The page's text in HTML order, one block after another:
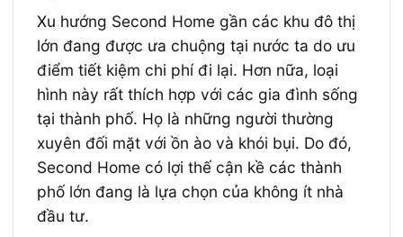
Xu hướng Second Home gần các khu đô thị
lớn đang được ưa chuộng tại nước ta do ưu
điểm tiết kiệm chi phí đi lại. Hơn nữa, loại
hình này rất thích hợp với các gia đình sống
tại thành phố. Họ là những người thường
xuyên đối mặt với ồn ào và khói bụi. Do đó,
Second Home có lợi thế cận kề các thành
phố lớn đang là lựa chọn của không ít nhà
đầu tư.